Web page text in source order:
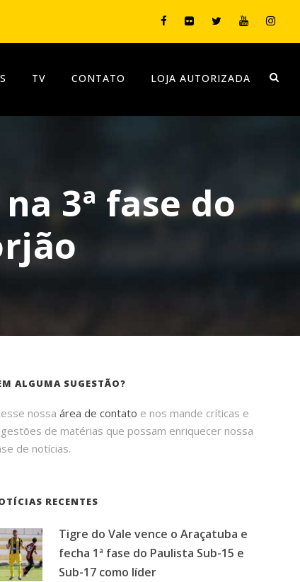
TV CONTATO LOJA AUTORIZADA
3ª fase do
ALGUMA SUGESTÃO?
nossaárea de contato e nos mande críticas e
de matérias que possam enriquecer nossa
de notícias.
RECENTES
Tigre do Vale vence o Araçatuba e
fecha 1ª fase do Paulista Sub-15 e
Sub-17 como líder